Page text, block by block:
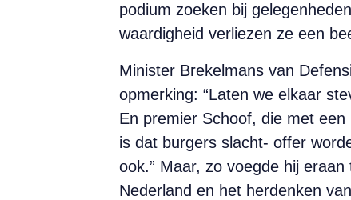
podium zoeken bij
waardigheid verliezen ze een
Minister Brekelmans van
opmerking: “Laten we elkaar
En premier Schoof, die met
is dat burgers slacht- offer
ook.” Maar, zo voegde hij
Nederland en het herdenken